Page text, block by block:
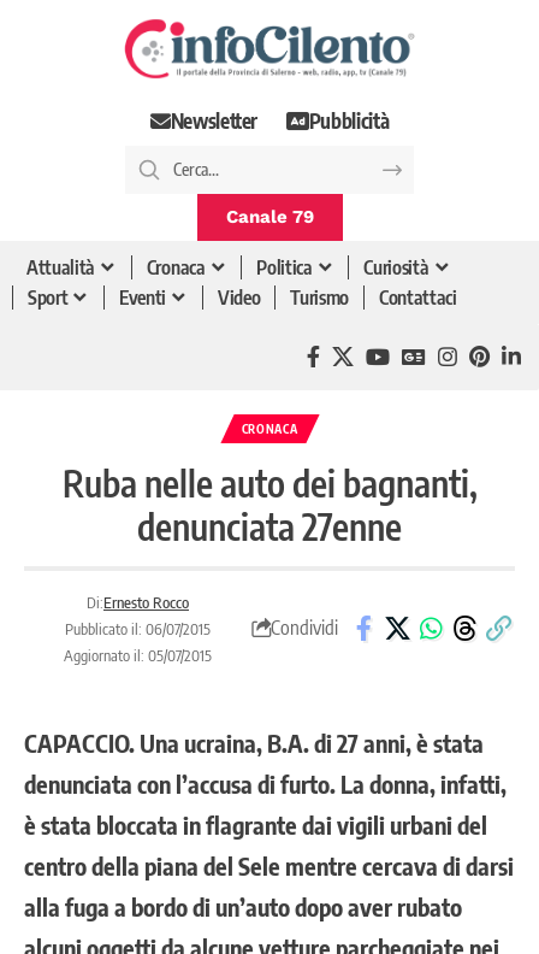
Newsletter Pubblicità
Canale 79
Attualità Cronaca Politica
Curiosità
Sport
Eventi Video Turismo Contattaci
CRONACA
Ruba nelle auto dei bagnanti,
denunciata 27enne
Di:Ernesto Rocco
Pubblicato il: 06/07/2015
Aggiornato il: 05/07/2015
Condividi
CAPACCIO. Una ucraina, B.A. di 27 anni, è stata
denunciata con l’accusa di furto. La donna, infatti,
è stata bloccata in flagrante dai vigili urbani del
centro della piana del Sele mentre cercava di darsi
alla fuga a bordo di un’auto dopo aver rubato
alcuni oggetti da alcune vetture parcheggiate nei